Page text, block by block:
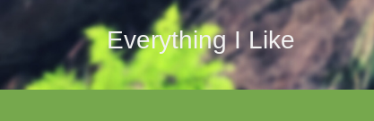
Everything I Like